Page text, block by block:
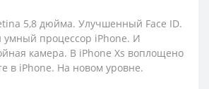
5,8 дюйма. Улучшенный Face ID.
процессор iPhone. И
камера. В iPhone Xs воплощено
в iPhone. На новом уровне.